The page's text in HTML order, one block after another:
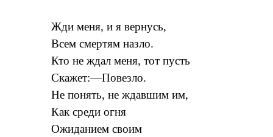
Жди меня, и я вернусь,
Всем смертям назло.
Кто не ждал меня, тот пусть
Скажет:—Повезло.
Не понять, не ждавшим им,
Как среди огня
Ожиданием своим